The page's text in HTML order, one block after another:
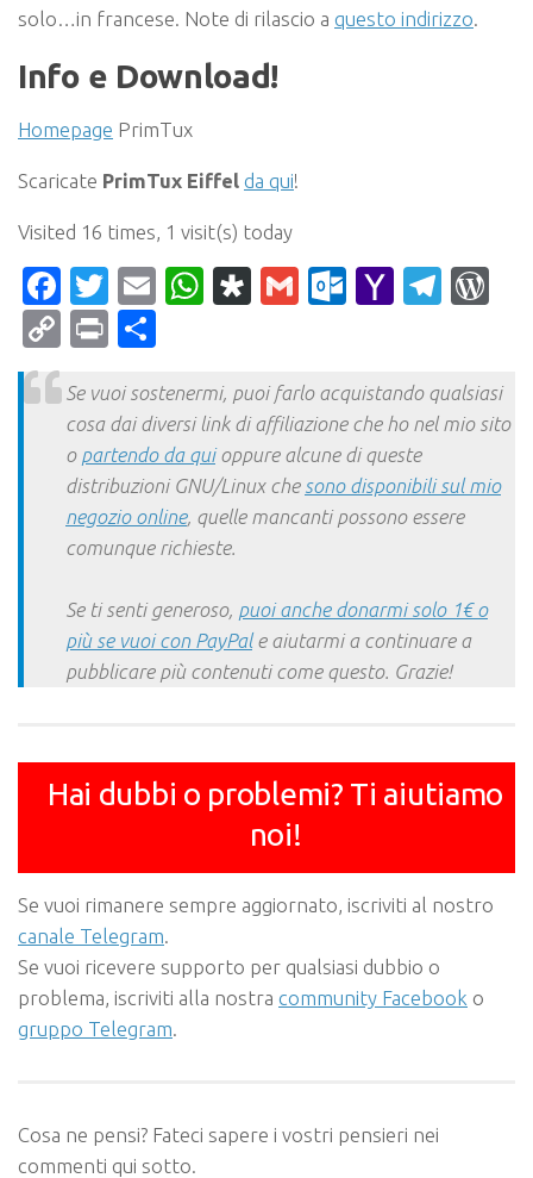
solo…in francese. Note di rilascio a questo indirizzo.
Info e Download!
Homepage PrimTux
Scaricate PrimTux Eiffel da qui!
Visited 16 times, 1 visit(s) today
Facebook
Twitter
EmailWhatsApp
Diaspora
Gmail Yahoo
CopyPrint
Se vuoi sostenermi, puoi farlo acquistando qualsiasi
cosa dai diversi link di affiliazione che ho nel mio sito
o partendo da quioppure alcune di queste
distribuzioni GNU/Linux che sono disponibili sul mio
negozio online, quelle mancanti possono essere
comunque richieste.
Se ti senti generoso, puoi anche donarmi solo 1€ o
più se vuoi con PayPale aiutarmi a continuare a
pubblicare più contenuti come questo. Grazie!
Hai dubbi o problemi? Ti aiutiamo
noi!
Se vuoi rimanere sempre aggiornato, iscriviti al nostro
canale Telegram
Se vuoi ricevere supporto per qualsiasi dubbio o
problema, iscriviti alla nostra community Facebook o
gruppo Telegram
Cosa ne pensi? Fateci sapere i vostri pensieri nei
commenti qui sotto.